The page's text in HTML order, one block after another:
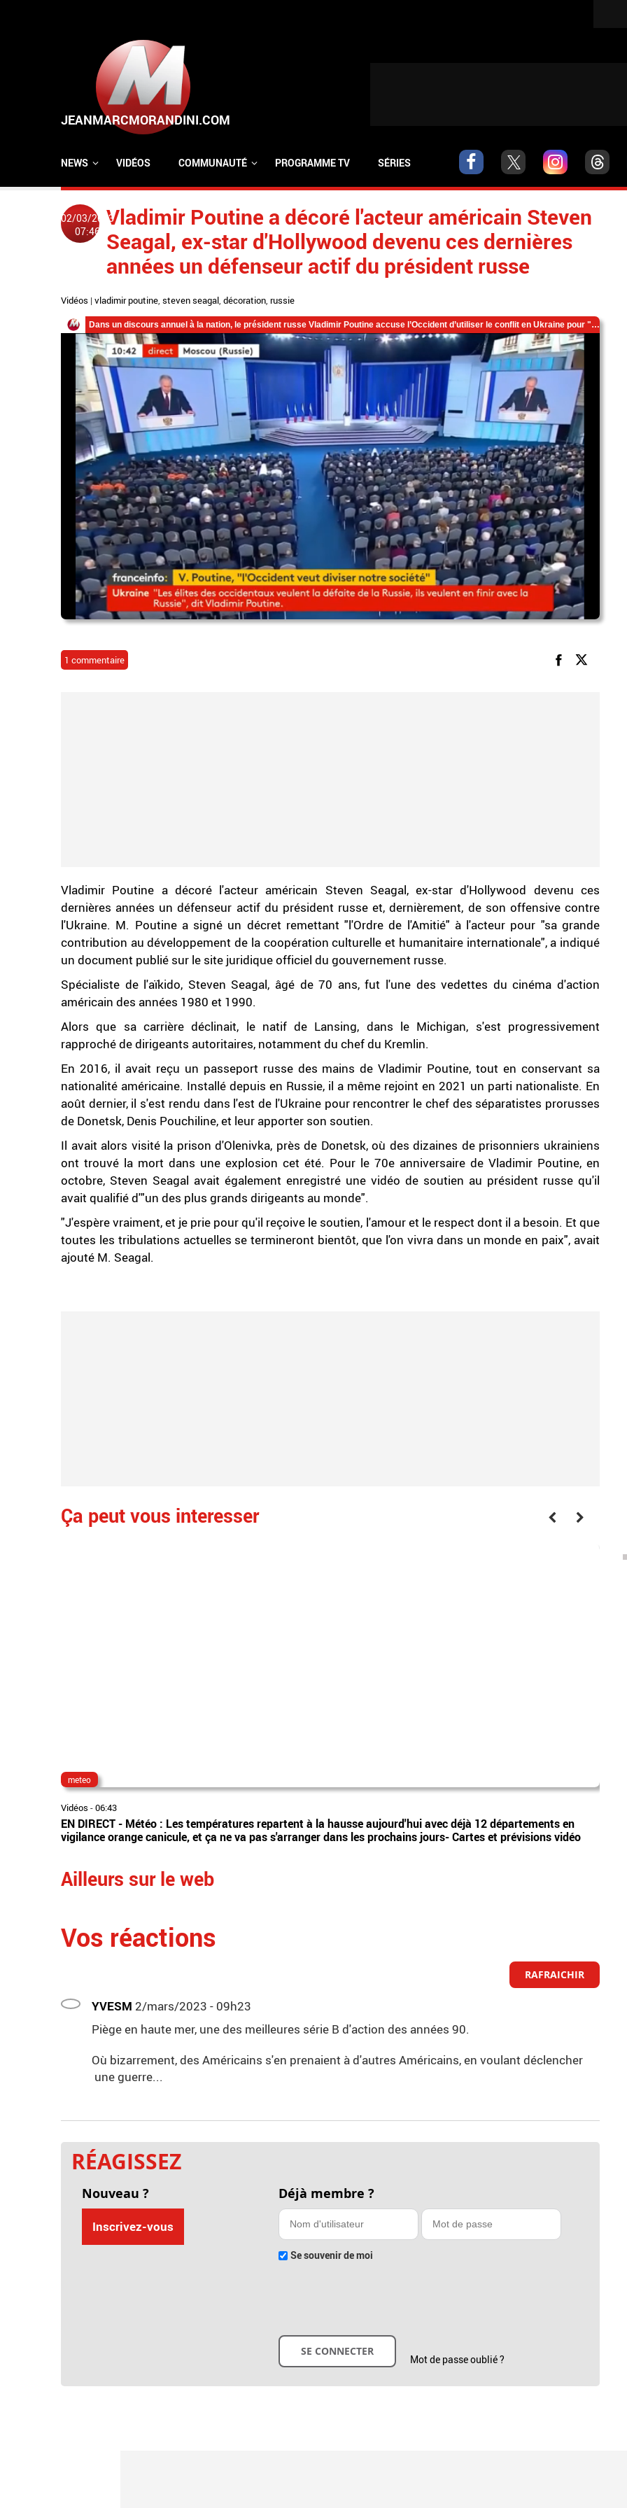
NEWS VIDÉOS COMMUNAUTÉ PROGRAMME TV SÉRIES
02/03/2023
07:46
Vladimir Poutine a décoré l'acteur américain Steven
Seagal, ex-star d'Hollywood devenu ces dernières
années un défenseur actif du président russe
Vidéos | vladimir poutine, steven seagal, décoration, russie
1 commentaire
Vladimir Poutine a décoré l'acteur américain Steven Seagal, ex-star d'Hollywood devenu ces
dernières années un défenseur actif du président russe et, dernièrement, de son offensive contre
l'Ukraine. M. Poutine a signé un décret remettant "l'Ordre de l'Amitié" à l'acteur pour "sa grande
contribution au développement de la coopération culturelle et humanitaire internationale", a indiqué
un document publié sur le site juridique officiel du gouvernement russe.
Spécialiste de l'aïkido, Steven Seagal, âgé de 70 ans, fut l'une des vedettes du cinéma d'action
américain des années 1980 et 1990.
Alors que sa carrière déclinait, le natif de Lansing, dans le Michigan, s'est progressivement
rapproché de dirigeants autoritaires, notamment du chef du Kremlin.
En 2016, il avait reçu un passeport russe des mains de Vladimir Poutine, tout en conservant sa
nationalité américaine. Installé depuis en Russie, il a même rejoint en 2021 un parti nationaliste. En
août dernier, il s'est rendu dans l'est de l'Ukraine pour rencontrer le chef des séparatistes prorusses
de Donetsk, Denis Pouchiline, et leur apporter son soutien.
Il avait alors visité la prison d'Olenivka, près de Donetsk, où des dizaines de prisonniers ukrainiens
ont trouvé la mort dans une explosion cet été. Pour le 70e anniversaire de Vladimir Poutine, en
octobre, Steven Seagal avait également enregistré une vidéo de soutien au président russe qu'il
avait qualifié d'"un des plus grands dirigeants au monde".
"J'espère vraiment, et je prie pour qu'il reçoive le soutien, l'amour et le respect dont il a besoin. Et que
toutes les tribulations actuelles se termineront bientôt, que l'on vivra dans un monde en paix", avait
ajouté M. Seagal.
Ça peut vous interesser
meteo
Vidéos -06:43
EN DIRECT - Météo : Les températures repartent à la hausse aujourd'hui avec déjà 12 départements en
vigilance orange canicule, et ça ne va pas s'arranger dans les prochains jours- Cartes et prévisions vidéo
Ailleurs sur le web
Vos réactions
RAFRAICHIR
YVESM 2/mars/2023 - 09h23
Piège en haute mer, une des meilleures série B d'action des années 90.
Où bizarrement, des Américains s'en prenaient à d'autres Américains, en voulant déclencher
une guerre...
RÉAGISSEZ
Nouveau ?
Inscrivez-vous
Déjà membre ?
Se souvenir de moi
Mot de passe oublié ?